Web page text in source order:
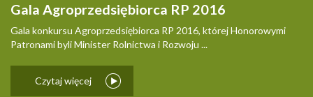
Gala Agroprzedsiębiorca RP 2016
Gala konkursu Agroprzedsiębiorca RP 2016, której Honorowymi
Patronami byli Minister Rolnictwa i Rozwoju ...
Czytaj więcej